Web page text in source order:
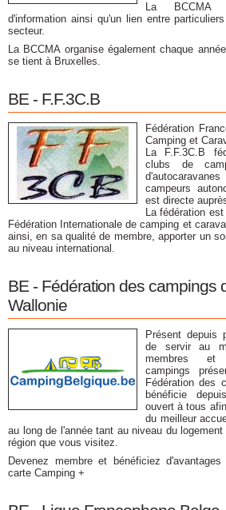
La BCCMA
d'information ainsi qu'un lien entre
secteur.
La BCCMA organise également chaque
se tient à Bruxelles.
BE - F.F.3C.B
Fédération
Camping et
La F.F.3C.B
clubs de
campeurs
est directe
La fédération
Fédération Internationale de camping et
ainsi, en sa qualité de membre, apporter un
au niveau international.
BE - Fédération des campings
Wallonie
Présent depuis
de servir au
membres et
campings
Fédération des
bénéficie
ouvert à tous
du meilleur
au long de l'année tant au niveau du
région que vous visitez.
Devenez membre et bénéficiez
carte Camping +